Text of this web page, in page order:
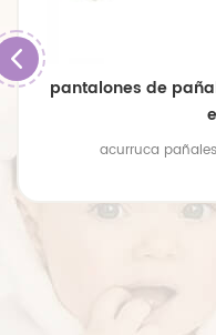
pantalones de
acurruca